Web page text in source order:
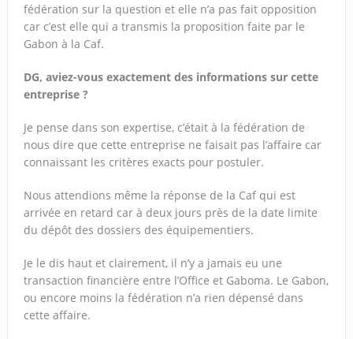
fédération sur la question et elle n’a pas fait opposition
car c’est elle qui a transmis la proposition faite par le
Gabon à la Caf.
DG, aviez-vous exactement des informations sur cette
entreprise ?
Je pense dans son expertise, c’était à la fédération de
nous dire que cette entreprise ne faisait pas l’affaire car
connaissant les critères exacts pour postuler.
Nous attendions même la réponse de la Caf qui est
arrivée en retard car à deux jours près de la date limite
du dépôt des dossiers des équipementiers.
Je le dis haut et clairement, il n’y a jamais eu une
transaction financière entre l’Office et Gaboma. Le Gabon,
ou encore moins la fédération n’a rien dépensé dans
cette affaire.